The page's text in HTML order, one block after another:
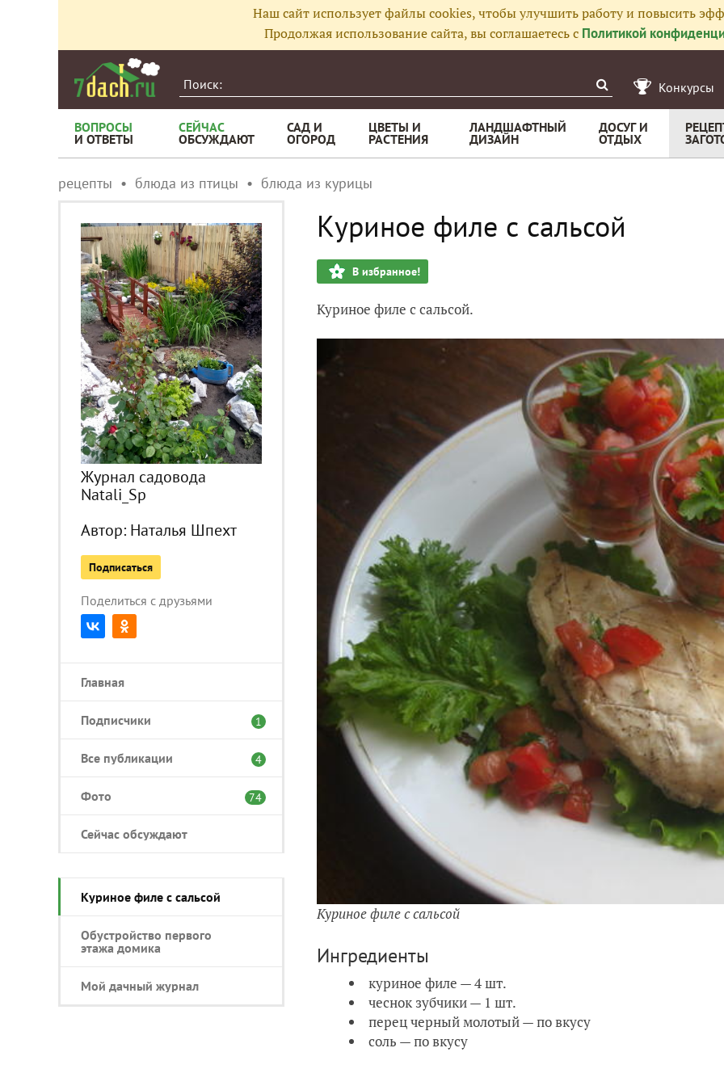
Наш сайт использует файлы cookies, чтобы улучшить работу и повысить
Продолжая использование сайта, вы соглашаетесь с Политикой
Конкурсы
ВОПРОСЫ
И ОТВЕТЫ
СЕЙЧАС
ОБСУЖДАЮТ
САД И
ОГОРОД
ЦВЕТЫ И
РАСТЕНИЯ
ЛАНДШАФТНЫЙ
ДИЗАЙН
ДОСУГ И
ОТДЫХ
рецепты блюда из птицы блюда из курицы
Журнал садовода
Natali_Sp
Автор: Наталья Шпехт
Подписаться
Поделиться с друзьями
Главная
Подписчики 1
Все публикации 4
Фото 74
Сейчас обсуждают
Куриное филе с сальсой
Обустройство первого
этажа домика
Мой дачный журнал
Куриное филе с сальсой
В избранное!
Куриное филе с сальсой.
Куриное филе с сальсой
Ингредиенты
куриное филе — 4 шт.
чеснок зубчики — 1 шт.
перец черный молотый — по вкусу
соль — по вкусу